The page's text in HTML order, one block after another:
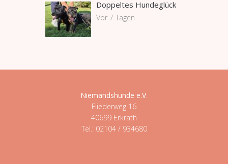
Doppeltes Hundeglück
Vor 7 Tagen
Niemandshunde e.V.
Fliederweg 16
40699 Erkrath
Tel.: 02104 / 934680